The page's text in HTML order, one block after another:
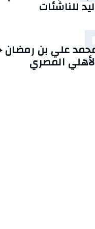
للناشئات
علي بن رمضان
المصري